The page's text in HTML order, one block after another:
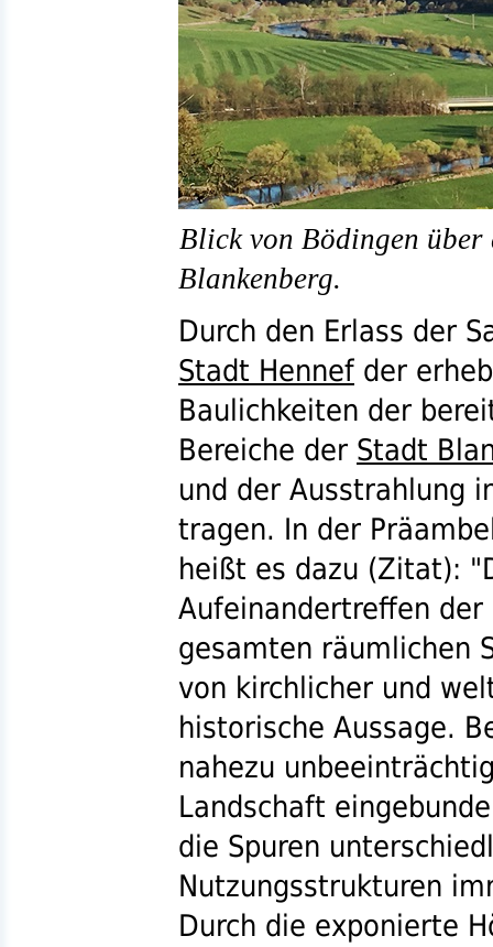
Blick von Bödingen
Blankenberg.
Durch den Erlass der
Stadt Hennef der
Baulichkeiten der
Bereiche der Stadt
und der Ausstrahlung
tragen. In der
heißt es dazu (Zitat):
Aufeinandertreffen
gesamten räumlichen
von kirchlicher und
historische Aussage.
nahezu
Landschaft
die Spuren
Nutzungsstrukturen
Durch die exponierte